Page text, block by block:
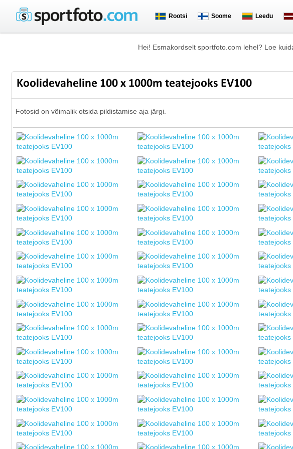
Rootsi Soome Leedu
Hei! Esmakordselt sportfoto.com lehel? Loe
Koolidevaheline 100 x 1000m teatejooks EV100
Fotosid on võimalik otsida pildistamise aja järgi.